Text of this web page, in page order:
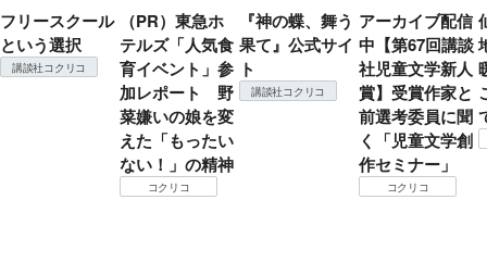
フリースクール
という選択
講談社コクリコ
（PR）東急ホ
テルズ「人気食
育イベント」参
加レポート 野
菜嫌いの娘を変
えた「もったい
ない！」の精神
コクリコ
『神の蝶、舞う
果て』公式サイ
ト
講談社コクリコ
アーカイブ配信
中【第67回講談
社児童文学新人
賞】受賞作家と
前選考委員に聞
く「児童文学創
作セミナー」
コクリコ